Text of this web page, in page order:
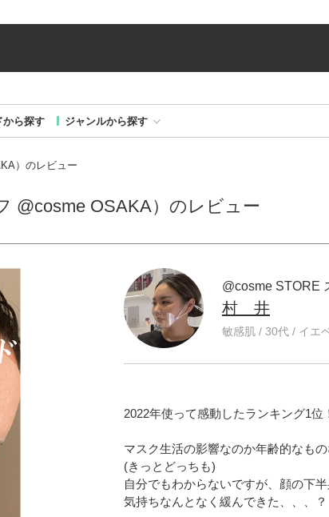
から探す ジャンルから探す
）のレビュー
@cosme OSAKA）のレビュー
@cosme STORE
村 井
敏感肌 / 30代 / イエ
2022年使って感動したランキング1位
マスク生活の影響なのか年齢的なも
(きっとどっちも)
自分でもわからないですが、顔の下
気持ちなんとなく緩んできた、、、？